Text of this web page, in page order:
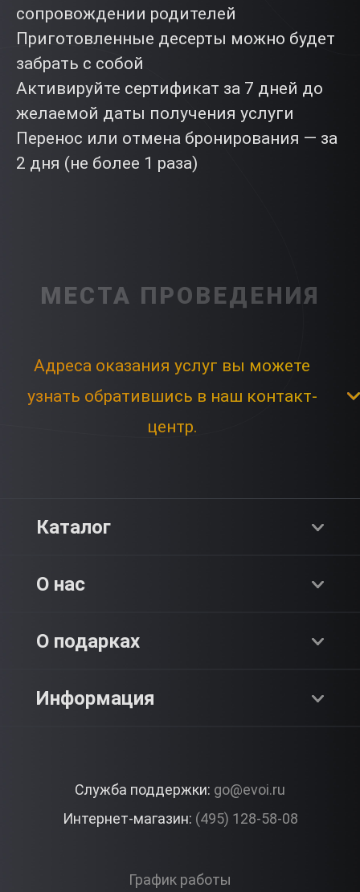
сопровождении родителей
Приготовленные десерты можно будет
забрать с собой
Активируйте сертификат за 7 дней до
желаемой даты получения услуги
Перенос или отмена бронирования — за
2 дня (не более 1 раза)
МЕСТА ПРОВЕДЕНИЯ
Адреса оказания услуг вы можете
узнать обратившись в наш контакт-
центр.
Каталог
Premium
О нас
О компании
Контакты
О подарках
Как это работает?
Вопросы и ответы
Информация
Корпоративные подарки
Служба поддержки: go@evoi.ru
Интернет-магазин: (495) 128-58-08
График работы